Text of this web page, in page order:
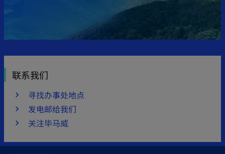
联系我们
寻找办事处地点
发电邮给我们
关注毕马威